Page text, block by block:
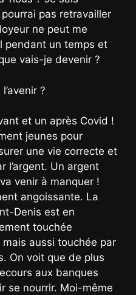
pas retravailler
ne peut me
pendant un temps et
vais-je devenir ?
?
et un après Covid !
jeunes pour
une vie correcte et
l’argent. Un argent
venir à manquer !
angoissante. La
Denis est en
touchée
mais aussi touchée par
On voit que de plus
aux banques
se nourrir. Moi-même